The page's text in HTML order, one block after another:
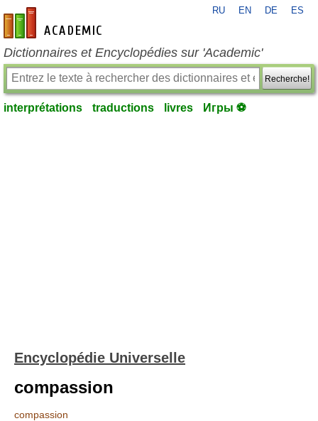
fr-academic.com
RU EN DE ES
Dictionnaires et Encyclopédies sur 'Academic'
Recherche!
interprétations traductions livres Игры ⚽
Encyclopédie Universelle
compassion
compassion